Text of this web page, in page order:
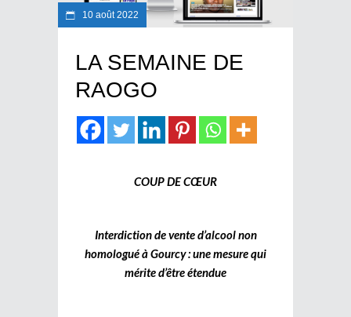
10 août 2022
LA SEMAINE DE
RAOGO
COUP DE CŒUR
Interdiction de vente d’alcool non
homologué à Gourcy : une mesure qui
mérite d’être étendue